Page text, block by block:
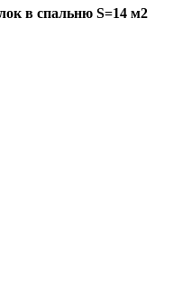
в спальню S=14 м2